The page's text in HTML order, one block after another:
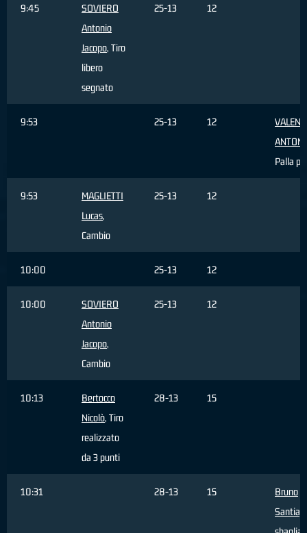
9:45
SOVIERO
Antonio
Jacopo, Tiro
libero
segnato
25-13 12
9:53 25-13 12
Palla
9:53
MAGLIETTI
Lucas,
Cambio
25-13 12
10:00 25-13 12
10:00
SOVIERO
Antonio
Jacopo,
Cambio
25-13 12
10:13
Bertocco
Nicolò, Tiro
realizzato
da 3 punti
28-13 15
10:31 28-13 15
Bruno